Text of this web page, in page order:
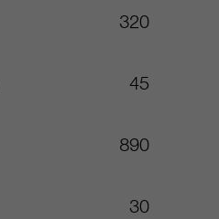
320
45
890
30